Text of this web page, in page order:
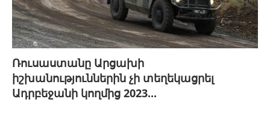
Ռուսաստանը Արցախի
իշխանություններին չի տեղեկացրել
Ադրբեջանի կողմից 2023...